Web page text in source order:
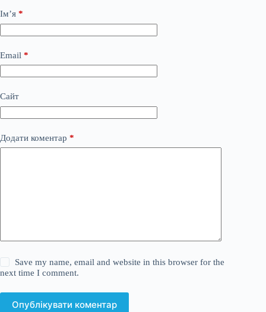
Ім’я *
Email *
Сайт
Додати коментар *
Save my name, email and website in this browser for the
next time I comment.
Опублікувати коментар